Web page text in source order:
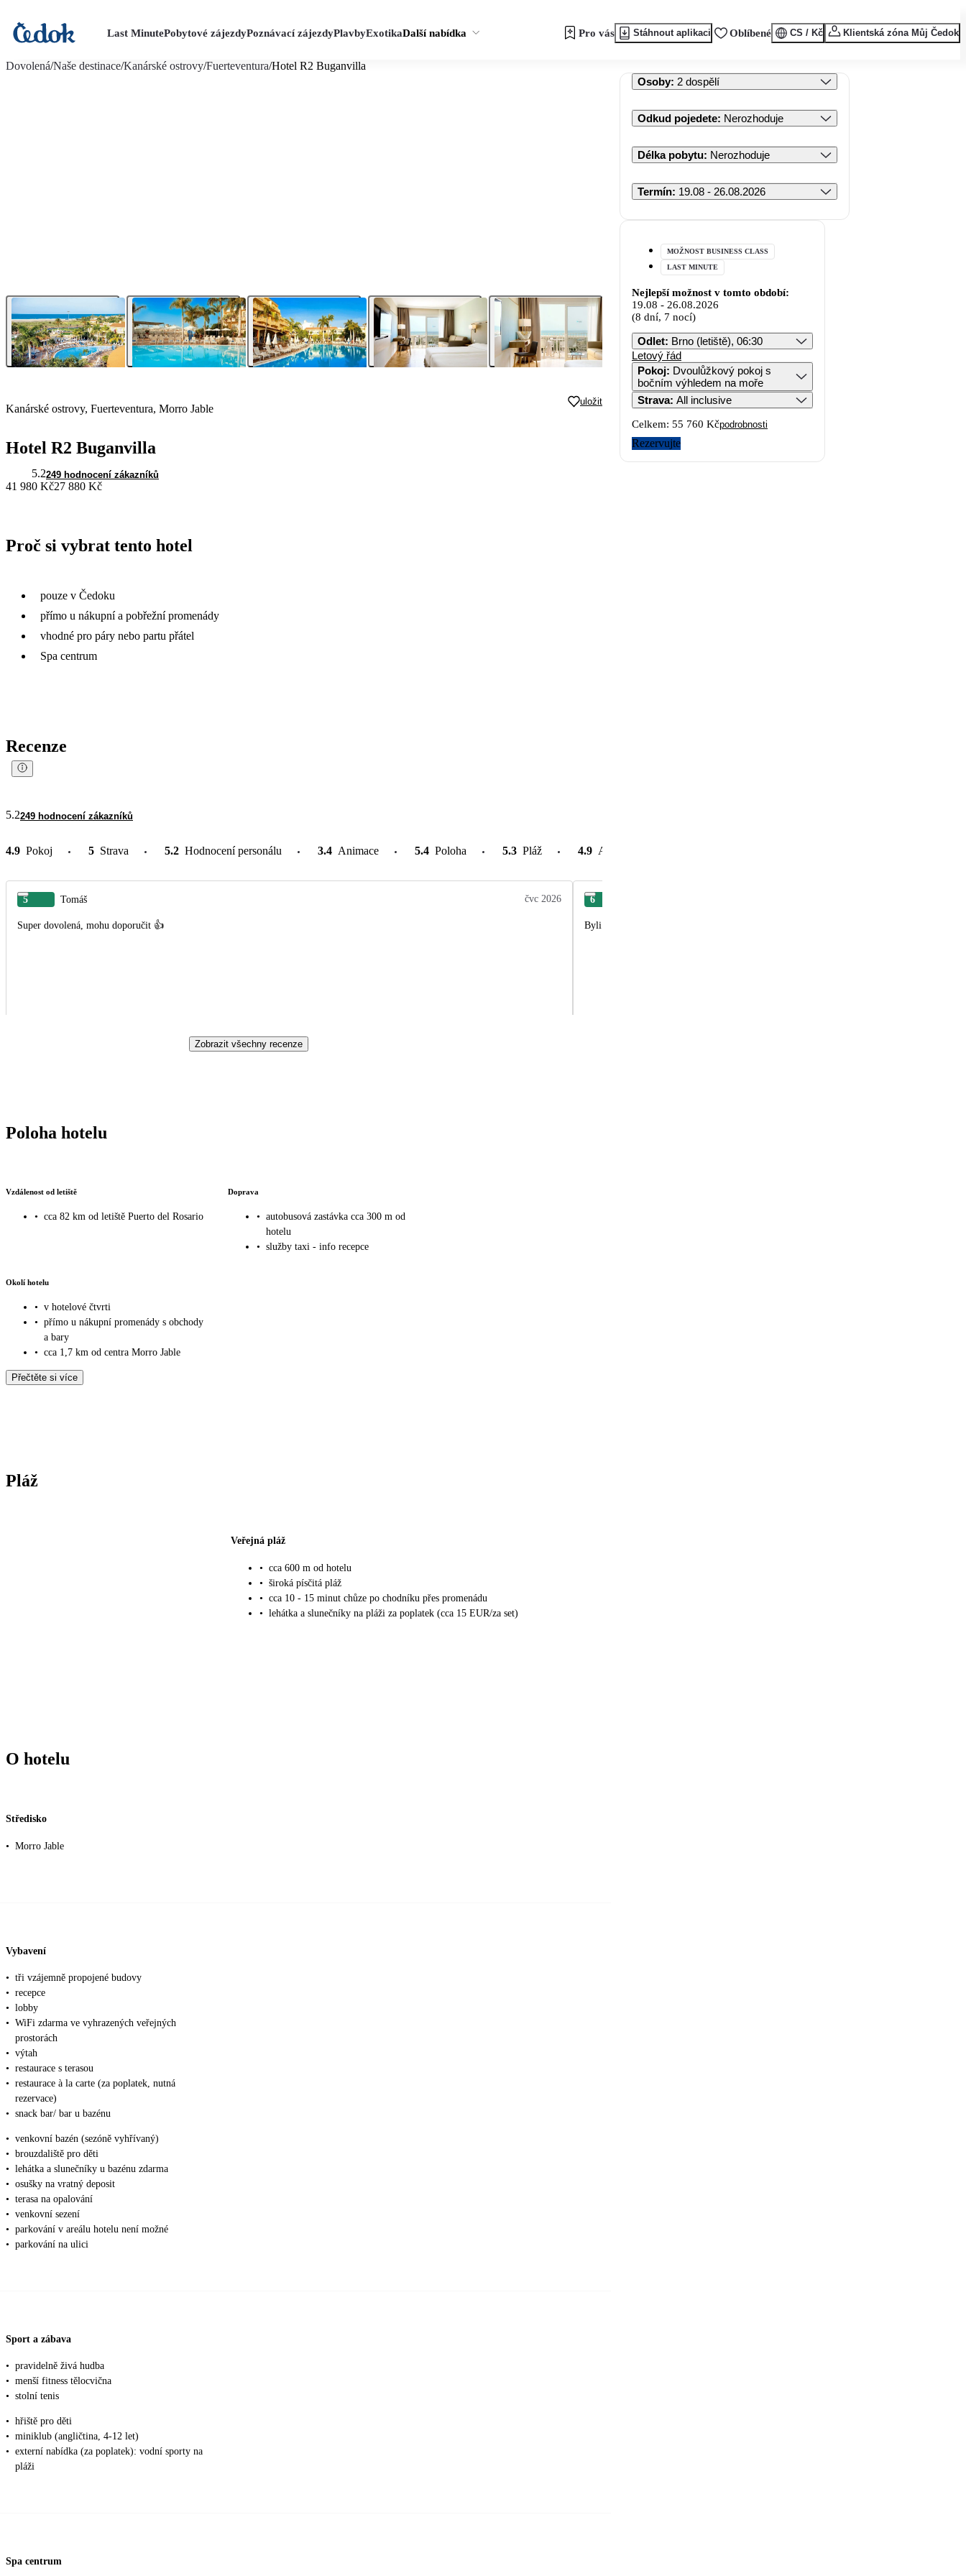
Last MinutePobytové zájezdyPoznávací zájezdyPlavbyExotikaDalší nabídka Pro vás Stáhnout aplikaci Oblíbené CS / Kč Klientská zóna Můj Čedok
Dovolená/Naše destinace/Kanárské ostrovy/Fuerteventura/Hotel R2 Buganvilla
Kanárské ostrovy, Fuerteventura, Morro Jable
uložit
Hotel R2 Buganvilla
5.2249 hodnocení zákazníků
41 980 Kč27 880 Kč
Proč si vybrat tento hotel
pouze v Čedoku
přímo u nákupní a pobřežní promenády
vhodné pro páry nebo partu přátel
Spa centrum
Recenze
5.2249 hodnocení zákazníků
4.9 Pokoj 5 Strava 5.2 Hodnocení personálu 3.4 Animace 5.4 Poloha 5.3 Pláž 4.9 Atrakce v okolí
5 Tomáš čvc 2026
Super dovolená, mohu doporučit 👍
6
Byli jsme velmi spokojeni se vším. Nelze nic vytknout. Snad jen, že jsme měli jet na delší
Zobrazit všechny recenze
Poloha hotelu
Vzdálenost od letiště
• cca 82 km od letiště Puerto del Rosario
Doprava
• autobusová zastávka cca 300 m od
hotelu
• služby taxi - info recepce
Okolí hotelu
• v hotelové čtvrti
• přímo u nákupní promenády s obchody
a bary
• cca 1,7 km od centra Morro Jable
Přečtěte si více
Pláž
Veřejná pláž
• cca 600 m od hotelu
• široká písčitá pláž
• cca 10 - 15 minut chůze po chodníku přes promenádu
• lehátka a slunečníky na pláži za poplatek (cca 15 EUR/za set)
O hotelu
Středisko
• Morro Jable
Vybavení
• tři vzájemně propojené budovy
• recepce
• lobby
• WiFi zdarma ve vyhrazených veřejných
prostorách
• výtah
• restaurace s terasou
• restaurace à la carte (za poplatek, nutná
rezervace)
• snack bar/ bar u bazénu
• venkovní bazén (sezóně vyhřívaný)
• brouzdaliště pro děti
• lehátka a slunečníky u bazénu zdarma
• osušky na vratný deposit
• terasa na opalování
• venkovní sezení
• parkování v areálu hotelu není možné
• parkování na ulici
Sport a zábava
• pravidelně živá hudba
• menší fitness tělocvična
• stolní tenis
• hřiště pro děti
• miniklub (angličtina, 4-12 let)
• externí nabídka (za poplatek): vodní sporty na
pláži
Spa centrum
Osoby: 2 dospělí
Odkud pojedete: Nerozhoduje
Délka pobytu: Nerozhoduje
Termín: 19.08 - 26.08.2026
MOŽNOST BUSINESS CLASS
LAST MINUTE
Nejlepší možnost v tomto období:
19.08 - 26.08.2026
(8 dní, 7 nocí)
Odlet: Brno (letiště), 06:30
Letový řád
Pokoj: Dvoulůžkový pokoj s
bočním výhledem na moře
Strava: All inclusive
Celkem: 55 760 Kčpodrobnosti
Rezervujte